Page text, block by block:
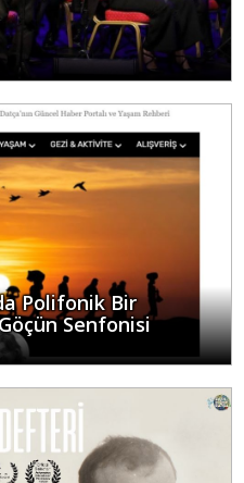
Polifonik Bir
Senfonisi